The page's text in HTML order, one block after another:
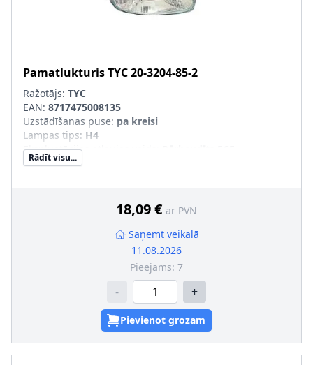
PamatlukturisTYC20-3204-85-2
Ražotājs: TYC
EAN: 8717475008135
Uzstādīšanas puse: pa kreisi
Lampas tips: H4
Ekspluatācijas atļaujas veids
Tr. līdzekļa aprīkojums
Rādīt visu...
18,09 € ar PVN
Saņemt veikalā
11.08.2026
Pieejams: 7
- +
Pievienot grozam